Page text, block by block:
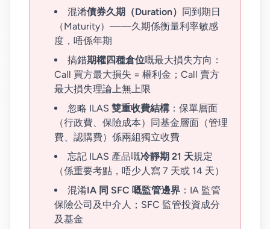
混淆債券久期（Duration） 同到期日
（Maturity）——久期係衡量利率敏感
度，唔係年期
搞錯期權四種倉位嘅最大損失方向：
Call 買方最大損失 = 權利金；Call 賣方
最大損失理論上無上限
忽略 ILAS 雙重收費結構 ：保單層面
（行政費、保險成本）同基金層面（管理
費、認購費）係兩組獨立收費
忘記 ILAS 產品嘅冷靜期 21 天規定
（係重要考點，唔少人寫 7 天或 14 天）
混淆IA 同 SFC 嘅監管邊界 ：IA 監管
保險公司及中介人；SFC 監管投資成分
及基金